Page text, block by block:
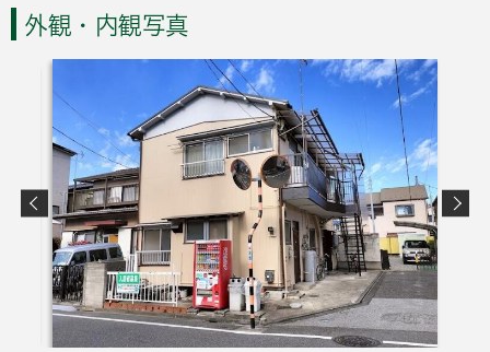
外観・内観写真